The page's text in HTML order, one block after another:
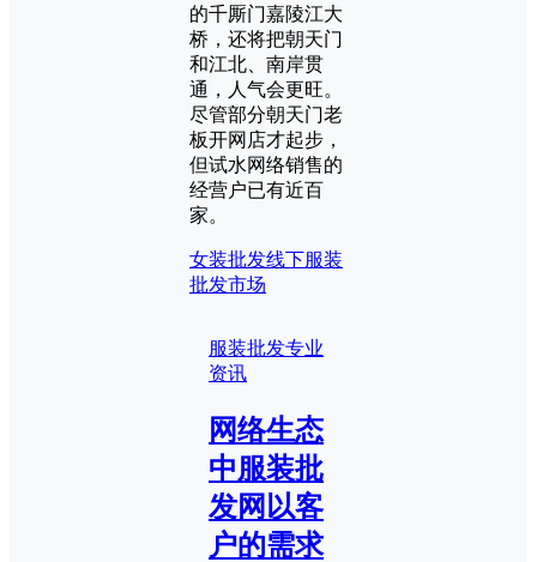
的千厮门嘉陵江大
桥，还将把朝天门
和江北、南岸贯
通，人气会更旺。
尽管部分朝天门老
板开网店才起步，
但试水网络销售的
经营户已有近百
家。
女装批发线下服装
批发市场
服装批发专业
资讯
网络生态
中服装批
发网以客
户的需求